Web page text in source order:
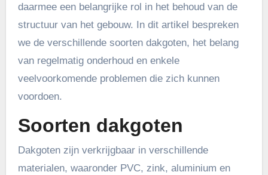
daarmee een belangrijke rol in het behoud van de
structuur van het gebouw. In dit artikel bespreken
we de verschillende soorten dakgoten, het belang
van regelmatig onderhoud en enkele
veelvoorkomende problemen die zich kunnen
voordoen.
Soorten dakgoten
Dakgoten zijn verkrijgbaar in verschillende
materialen, waaronder PVC, zink, aluminium en